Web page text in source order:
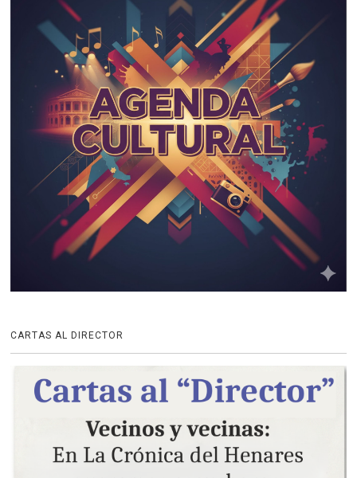
CARTAS AL DIRECTOR